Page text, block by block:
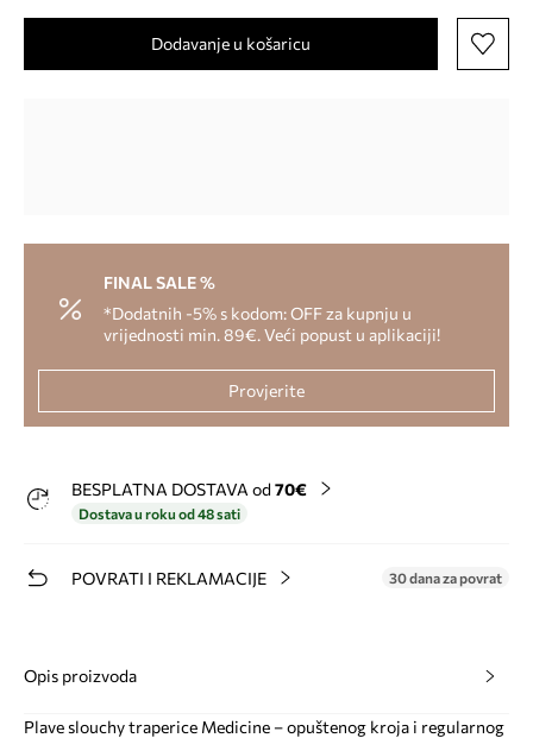
Dodavanje u košaricu
FINAL SALE %
*Dodatnih -5% s kodom: OFF za kupnju u
vrijednosti min. 89€. Veći popust u aplikaciji!
Provjerite
BESPLATNA DOSTAVA od 70€
Dostava u roku od 48 sati
POVRATI I REKLAMACIJE 30 dana za povrat
Opis proizvoda
Plave slouchy traperice Medicine – opuštenog kroja i regularnog